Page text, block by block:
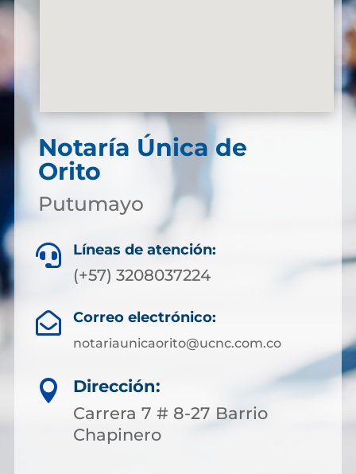
Notaría Única de
Orito
Putumayo
 Líneas de atención:
(+57) 3208037224
 Correo electrónico:
notariaunicaorito@ucnc.com.co

Dirección:
Carrera 7 # 8-27 Barrio
Chapinero